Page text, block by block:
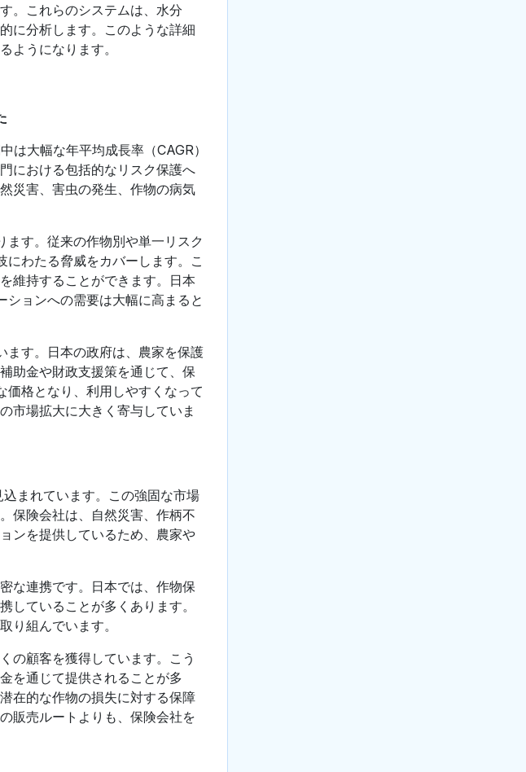
。これらのシステムは、水分
に分析します。このような詳細
ようになります。
大幅な年平均成長率（CAGR）
における包括的なリスク保護へ
災害、害虫の発生、作物の病気
す。従来の作物別や単一リスク
わたる脅威をカバーします。こ
維持することができます。日本
ョンへの需要は大幅に高まると
ます。日本の政府は、農家を保護
助金や財政支援策を通じて、保
格となり、利用しやすくなって
市場拡大に大きく寄与していま
まれています。この強固な市場
保険会社は、自然災害、作柄不
ンを提供しているため、農家や
な連携です。日本では、作物保
していることが多くあります。
り組んでいます。
の顧客を獲得しています。こう
を通じて提供されることが多
在的な作物の損失に対する保障
販売ルートよりも、保険会社を